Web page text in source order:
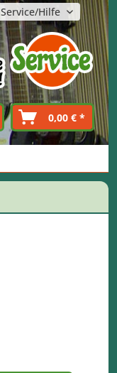
Service/Hilfe
0,00 € *